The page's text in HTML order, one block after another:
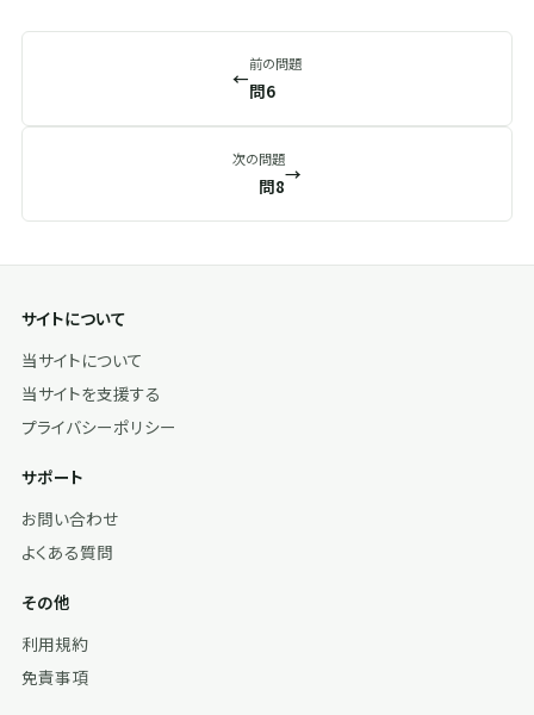
←
前の問題
問6
次の問題
問8
→
サイトについて
当サイトについて
当サイトを支援する
プライバシーポリシー
サポート
お問い合わせ
よくある質問
その他
利用規約
免責事項